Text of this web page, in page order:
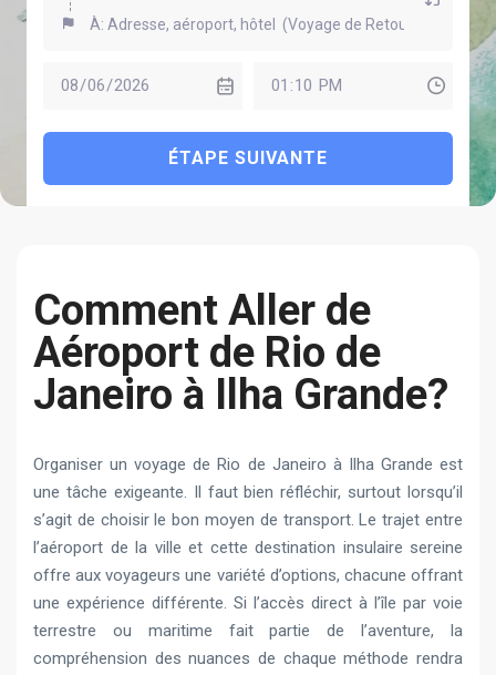
ÉTAPE SUIVANTE
Сomment Aller de
Aéroport de Rio de
Janeiro à Ilha Grande?
Organiser un voyage de Rio de Janeiro à Ilha Grande est
une tâche exigeante. Il faut bien réfléchir, surtout lorsqu’il
s’agit de choisir le bon moyen de transport. Le trajet entre
l’aéroport de la ville et cette destination insulaire sereine
offre aux voyageurs une variété d’options, chacune offrant
une expérience différente. Si l’accès direct à l’île par voie
terrestre ou maritime fait partie de l’aventure, la
compréhension des nuances de chaque méthode rendra